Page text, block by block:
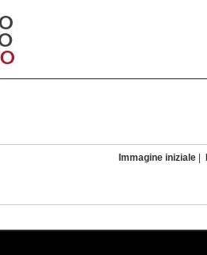
Immagine iniziale